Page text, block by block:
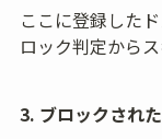
ここに登録した
ロック判定からス
3. ブロックされ